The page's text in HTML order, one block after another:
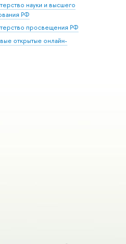
науки и высшего
РФ
просвещения РФ
открытые онлайн-